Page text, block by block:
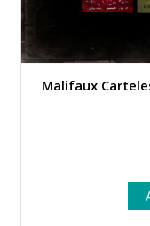
Malifaux